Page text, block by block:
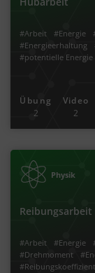
#Arbeit #Energie
#Energieerhaltung
#potentielle Energie
Übung
2
Video
2
Physik
Reibungsarbeit
#Arbeit #Energie
#Drehmoment
#Reibungskoeffizient